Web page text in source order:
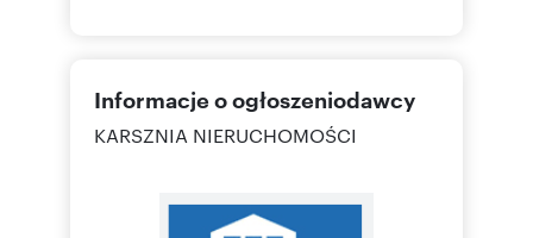
Informacje o ogłoszeniodawcy
KARSZNIA NIERUCHOMOŚCI